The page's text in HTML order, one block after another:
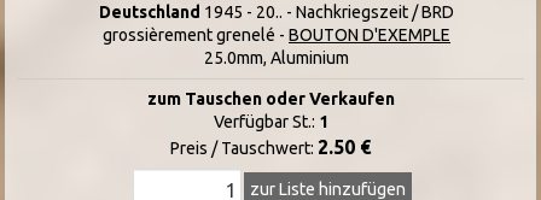
Deutschland 1945 - 20.. - Nachkriegszeit / BRD
grossièrement grenelé - BOUTON D'EXEMPLE
25.0mm, Aluminium
zum Tauschen oder Verkaufen
Verfügbar St.: 1
Preis / Tauschwert: 2.50 €
zur Liste hinzufügen